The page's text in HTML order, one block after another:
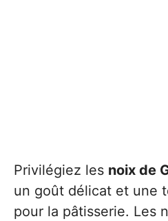
Privilégiez les noix de
un goût délicat et une
pour la pâtisserie. Les